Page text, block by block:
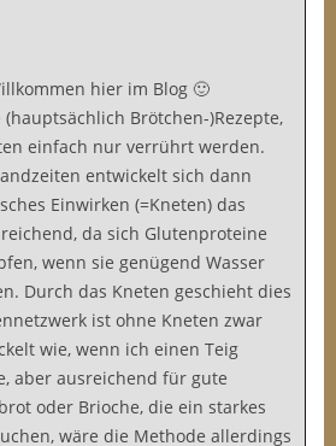
hier im Blog 🙂
Brötchen-)Rezepte,
einfach nur verrührt werden.
entwickelt sich dann
Einwirken (=Kneten) das
da sich Glutenproteine
wenn sie genügend Wasser
Durch das Kneten geschieht dies
ist ohne Kneten zwar
wie, wenn ich einen Teig
aber ausreichend für gute
oder Brioche, die ein starkes
wäre die Methode allerdings